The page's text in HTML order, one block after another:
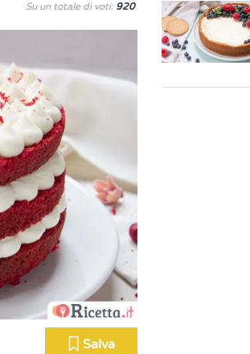
Su un totale di voti: 920
Salva